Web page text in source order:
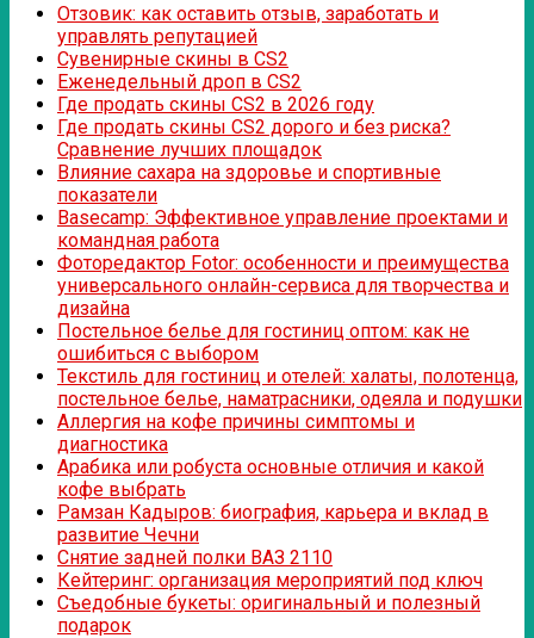
Отзовик: как оставить отзыв, заработать и
управлять репутацией
Сувенирные скины в CS2
Еженедельный дроп в CS2
Где продать скины CS2 в 2026 году
Где продать скины CS2 дорого и без риска?
Сравнение лучших площадок
Влияние сахара на здоровье и спортивные
показатели
Basecamp: Эффективное управление проектами и
командная работа
Фоторедактор Fotor: особенности и преимущества
универсального онлайн-сервиса для творчества и
дизайна
Постельное белье для гостиниц оптом: как не
ошибиться с выбором
Текстиль для гостиниц и отелей: халаты, полотенца,
постельное белье, наматрасники, одеяла и подушки
Аллергия на кофе причины симптомы и
диагностика
Арабика или робуста основные отличия и какой
кофе выбрать
Рамзан Кадыров: биография, карьера и вклад в
развитие Чечни
Снятие задней полки ВАЗ 2110
Кейтеринг: организация мероприятий под ключ
Съедобные букеты: оригинальный и полезный
подарок